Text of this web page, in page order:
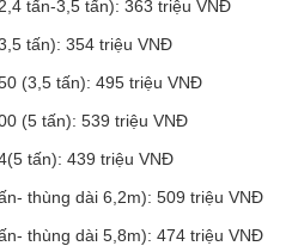
tấn-3,5 tấn): 363 triệu VNĐ
tấn): 354 triệu VNĐ
(3,5 tấn): 495 triệu VNĐ
(5 tấn): 539 triệu VNĐ
tấn): 439 triệu VNĐ
thùng dài 6,2m): 509 triệu VNĐ
thùng dài 5,8m): 474 triệu VNĐ